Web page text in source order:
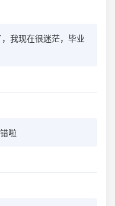
我现在很迷茫，毕业
啦